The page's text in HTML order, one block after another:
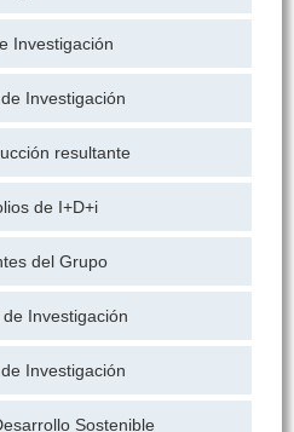
Investigación
Investigación
resultante
de I+D+i
del Grupo
Investigación
Investigación
Sostenible